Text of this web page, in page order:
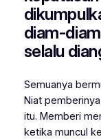
diam-
selalu
Semuanya
Niat
itu. Memberi
ketika muncul